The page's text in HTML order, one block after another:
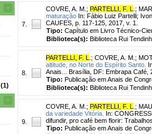
(1)
7.
COVRE, A. M. ; PARTELLI, F. L ;
maturação In: Fábio Luiz Partelli;
CAUFES, p. 117-125, 2017, v. 1.
Tipo: Capítulo em Livro Técnico-
Biblioteca(s): Biblioteca Rui
8.
PARTELLI, F. L ; COVRE, A. M. ;
altitude, no Norte do Espírito Santo.
Anais... Brasília, DF: Embrapa Café,
Tipo: Publicação em Anais de
Biblioteca(s): Biblioteca Rui
9.
COVRE, A. M. ; PARTELLI, F. L ;
da variedade Vitória. In:
difundir, pro café bem florir:
Tipo: Publicação em Anais de